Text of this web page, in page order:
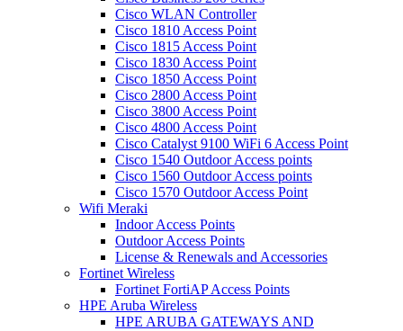
Cisco WLAN Controller
Cisco 1810 Access Point
Cisco 1815 Access Point
Cisco 1830 Access Point
Cisco 1850 Access Point
Cisco 2800 Access Point
Cisco 3800 Access Point
Cisco 4800 Access Point
Cisco Catalyst 9100 WiFi 6 Access Point
Cisco 1540 Outdoor Access points
Cisco 1560 Outdoor Access points
Cisco 1570 Outdoor Access Point
Wifi Meraki
Indoor Access Points
Outdoor Access Points
License & Renewals and Accessories
Fortinet Wireless
Fortinet FortiAP Access Points
HPE Aruba Wireless
HPE ARUBA GATEWAYS AND